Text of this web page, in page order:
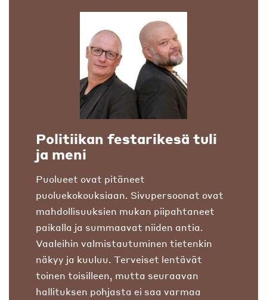
Politiikan festarikesä tuli
ja meni
Puolueet ovat pitäneet
puoluekokouksiaan. Sivupersoonat ovat
mahdollisuuksien mukan piipahtaneet
paikalla ja summaavat niiden antia.
Vaaleihin valmistautuminen tietenkin
näkyy ja kuuluu. Terveiset lentävät
toinen toisilleen, mutta seuraavan
hallituksen pohjasta ei saa varmaa